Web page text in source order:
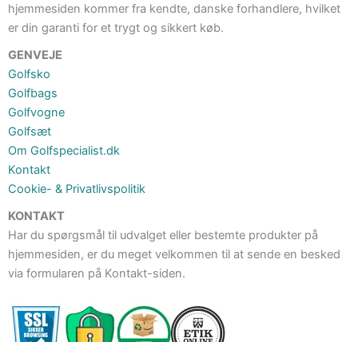
hjemmesiden kommer fra kendte, danske forhandlere, hvilket
er din garanti for et trygt og sikkert køb.
GENVEJE
Golfsko
Golfbags
Golfvogne
Golfsæt
Om Golfspecialist.dk
Kontakt
Cookie- & Privatlivspolitik
KONTAKT
Har du spørgsmål til udvalget eller bestemte produkter på
hjemmesiden, er du meget velkommen til at sende en besked
via formularen på Kontakt-siden.